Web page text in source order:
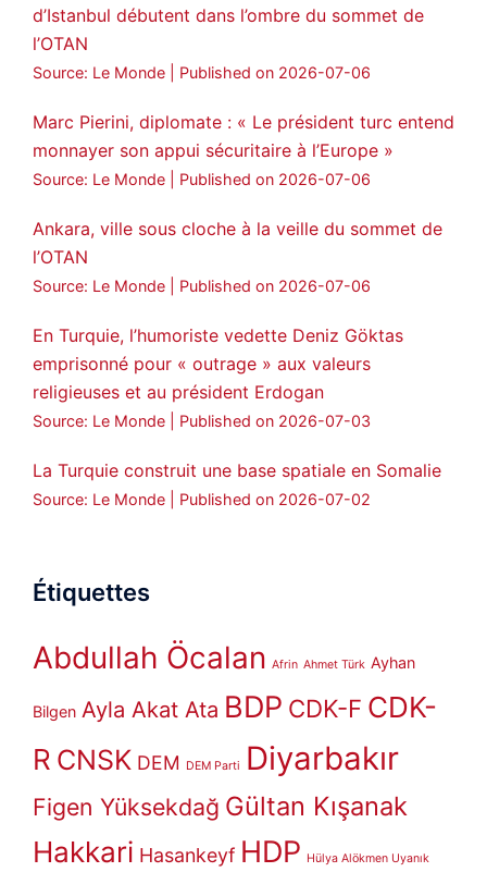
d’Istanbul débutent dans l’ombre du sommet de
l’OTAN
Source: Le Monde Published on 2026-07-06
Marc Pierini, diplomate : « Le président turc entend
monnayer son appui sécuritaire à l’Europe »
Source: Le Monde Published on 2026-07-06
Ankara, ville sous cloche à la veille du sommet de
l’OTAN
Source: Le Monde Published on 2026-07-06
En Turquie, l’humoriste vedette Deniz Göktas
emprisonné pour « outrage » aux valeurs
religieuses et au président Erdogan
Source: Le Monde Published on 2026-07-03
La Turquie construit une base spatiale en Somalie
Source: Le Monde Published on 2026-07-02
Étiquettes
Abdullah Öcalan Afrin Ahmet Türk Ayhan
Bilgen Ayla Akat Ata BDP CDK-F CDK-
R CNSK DEM DEM Parti Diyarbakır
Figen Yüksekdağ Gültan Kışanak
Hakkari Hasankeyf HDP Hülya Alökmen Uyanık